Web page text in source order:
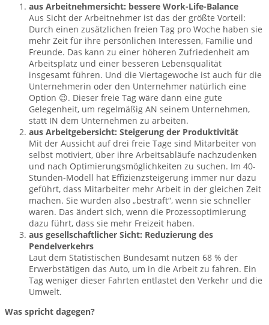
aus Arbeitnehmersicht: bessere Work-Life-Balance
Aus Sicht der Arbeitnehmer ist das der größte Vorteil:
Durch einen zusätzlichen freien Tag pro Woche haben sie
mehr Zeit für ihre persönlichen Interessen, Familie und
Freunde. Das kann zu einer höheren Zufriedenheit am
Arbeitsplatz und einer besseren Lebensqualität
insgesamt führen. Und die Viertagewoche ist auch für die
Unternehmerin oder den Unternehmer natürlich eine
Option 😉. Dieser freie Tag wäre dann eine gute
Gelegenheit, um regelmäßig AN seinem Unternehmen,
statt IN dem Unternehmen zu arbeiten.
aus Arbeitgebersicht: Steigerung der Produktivität
Mit der Aussicht auf drei freie Tage sind Mitarbeiter von
selbst motiviert, über ihre Arbeitsabläufe nachzudenken
und nach Optimierungsmöglichkeiten zu suchen. Im 40-
Stunden-Modell hat Effizienzsteigerung immer nur dazu
geführt, dass Mitarbeiter mehr Arbeit in der gleichen Zeit
machen. Sie wurden also „bestraft“, wenn sie schneller
waren. Das ändert sich, wenn die Prozessoptimierung
dazu führt, dass sie mehr Freizeit haben.
aus gesellschaftlicher Sicht: Reduzierung des
Pendelverkehrs
Laut dem Statistischen Bundesamt nutzen 68 % der
Erwerbstätigen das Auto, um in die Arbeit zu fahren. Ein
Tag weniger dieser Fahrten entlastet den Verkehr und die
Umwelt.
Was spricht dagegen?